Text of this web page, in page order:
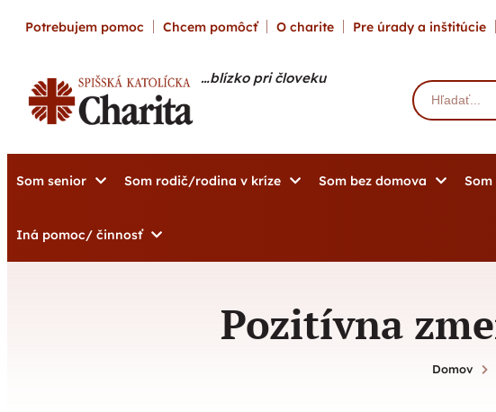
Potrebujem pomoc Chcem pomôcť O charite Pre úrady a inštitúcie
…blízko pri človeku
Som senior Som rodič/rodina v kríze Som bez domova
Iná pomoc/ činnosť
Pozitívna
Domov